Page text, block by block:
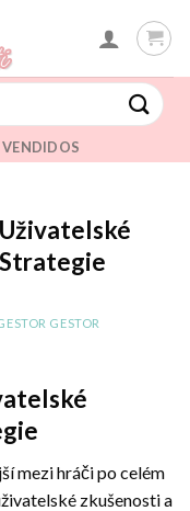
VENDIDOS
GESTOR
mezi hráči po celém
zkušenosti a